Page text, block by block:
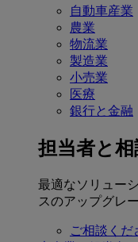
自動車産業
農業
物流業
製造業
小売業
医療
銀行と金融
担当者と相
最適なソリュー
スのアップグレ
ご相談くだ